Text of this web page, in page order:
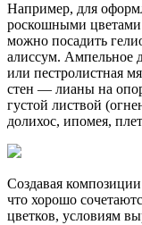
Например, для
роскошными
можно посадить
алиссум. Ампельное
или пестролистная
стен — лианы на
густой листвой
долихос, ипомея,
Создавая
что хорошо
цветков, условиям